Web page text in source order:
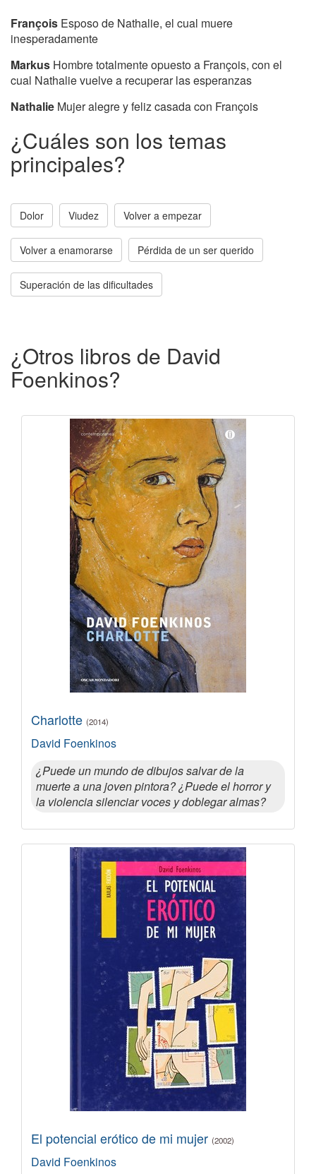
François Esposo de Nathalie, el cual muere
inesperadamente
Markus Hombre totalmente opuesto a François, con el
cual Nathalie vuelve a recuperar las esperanzas
Nathalie Mujer alegre y feliz casada con François
¿Cuáles son los temas
principales?
Dolor Viudez Volver a empezar
Volver a enamorarse Pérdida de un ser querido
Superación de las dificultades
¿Otros libros de David
Foenkinos?
Charlotte (2014)
David Foenkinos
¿Puede un mundo de dibujos salvar de la
muerte a una joven pintora? ¿Puede el horror y
la violencia silenciar voces y doblegar almas?
El potencial erótico de mi mujer (2002)
David Foenkinos